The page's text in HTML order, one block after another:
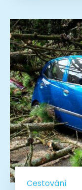
Cestování